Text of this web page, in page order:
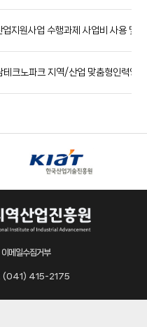
크노파크 지역/산업 맞춤형인력양
이메일수집거부
(041) 415-2175